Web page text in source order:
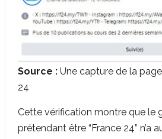
Source : Une capture de la
24
Cette vérification montre que le
prétendant être “France 24” n’a